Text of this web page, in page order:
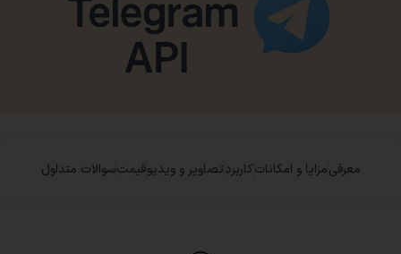
معرفیمزایا و امکاناتکاربردتصاویر و ویدیوقیمتسوالات متداول